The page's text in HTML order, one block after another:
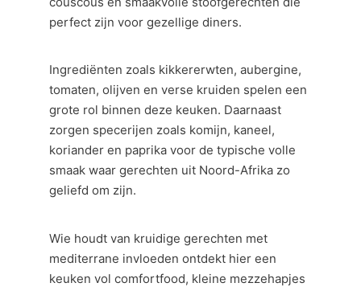
perfect zijn voor gezellige diners.
Ingrediënten zoals kikkererwten, aubergine,
tomaten, olijven en verse kruiden spelen een
grote rol binnen deze keuken. Daarnaast
zorgen specerijen zoals komijn, kaneel,
koriander en paprika voor de typische volle
smaak waar gerechten uit Noord-Afrika zo
geliefd om zijn.
Wie houdt van kruidige gerechten met
mediterrane invloeden ontdekt hier een
keuken vol comfortfood, kleine mezzehapjes